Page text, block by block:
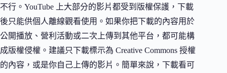
不行。YouTube 上大部分的影片都受到版權保護，下載
後只能供個人離線觀看使用。如果你把下載的內容用於
公開播放、營利活動或二次上傳到其他平台，都可能構
成版權侵權。建議只下載標示為 Creative Commons 授權
的內容，或是你自己上傳的影片。簡單來說，下載看可